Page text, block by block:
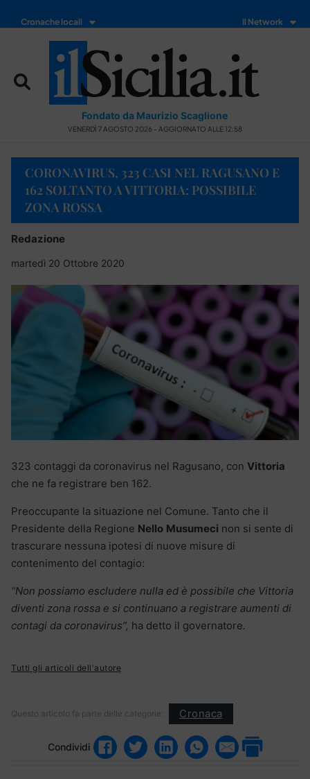
Cronache locali Il Network
Fondato da Maurizio Scaglione
VENERDÌ 7 AGOSTO 2026 - AGGIORNATO ALLE 12:58
CORONAVIRUS, 323 CASI NEL RAGUSANO E
162 SOLTANTO A VITTORIA: POSSIBILE
ZONA ROSSA
Redazione
martedì 20 Ottobre 2020
323 contaggi da coronavirus nel Ragusano, con Vittoria
che ne fa registrare ben 162.
Preoccupante la situazione nel Comune. Tanto che il
Presidente della Regione Nello Musumeci non si sente di
trascurare nessuna ipotesi di nuove misure di
contenimento del contagio:
“Non possiamo escludere nulla ed è possibile che Vittoria
diventi zona rossa e si continuano a registrare aumenti di
contagi da coronavirus”, ha detto il governatore.
Tutti gli articoli dell'autore
Questo articolo fa parte delle categorie: Cronaca
Condividi